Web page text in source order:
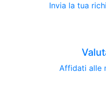
Invia la tua
Affidati alle